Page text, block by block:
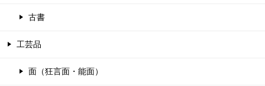
古書
工芸品
面（狂言面・能面）